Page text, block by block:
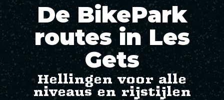
De BikePark
routes in Les
Gets
Hellingen voor alle
niveaus en rijstijlen